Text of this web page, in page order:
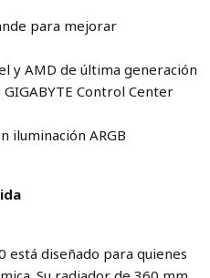
para mejorar
y AMD de última generación
Control Center
iluminación ARGB
está diseñado para quienes